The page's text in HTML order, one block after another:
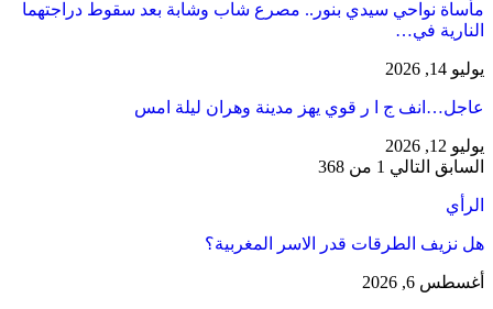
مأساة نواحي سيدي بنور.. مصرع شاب وشابة بعد سقوط دراجتهما
النارية في…
يوليو 14, 2026
عاجل…انف ج ا ر قوي يهز مدينة وهران ليلة امس
يوليو 12, 2026
السابق التالي 1 من 368
الرأي
هل نزيف الطرقات قدر الاسر المغربية؟
أغسطس 6, 2026